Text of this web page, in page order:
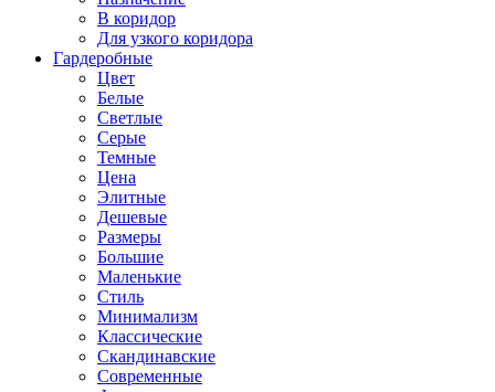
В коридор
Для узкого коридора
Гардеробные
Цвет
Белые
Светлые
Серые
Темные
Цена
Элитные
Дешевые
Размеры
Большие
Маленькие
Стиль
Минимализм
Классические
Скандинавские
Современные